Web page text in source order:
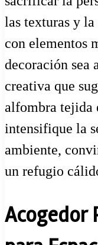
las texturas y
con elementos
decoración sea
creativa que
alfombra tejida
intensifique la
ambiente,
un refugio
Acogedor